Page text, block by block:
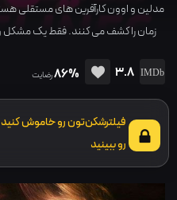
مدلین و اوون کارآفرین های مستقلی
زمان را کشف می کنند. فقط یک مشکل
باعث می شود هر روز در یک زمان
3.8
86%رضایت
فیلترشکن‌تون رو خاموش کنید
رو ببینید